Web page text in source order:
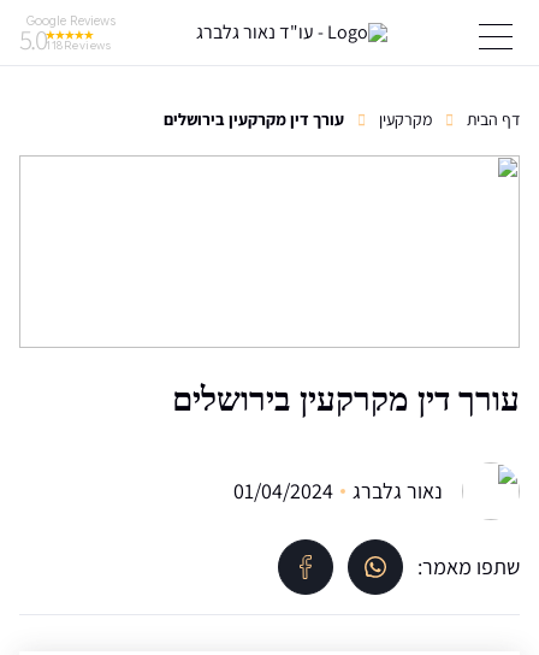
Google Reviews
5.0118Reviews
דף הבית מקרקעין עורך דין מקרקעין בירושלים
עורך דין מקרקעין בירושלים
נאור גלברג 01/04/2024
שתפו מאמר: